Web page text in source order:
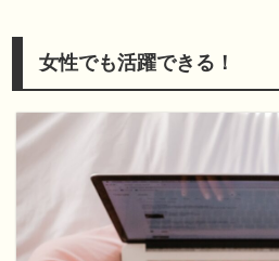
女性でも活躍できる！